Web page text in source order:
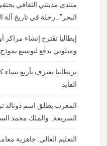
منتدى مدينتي الثقافي
البحر”.. رحلة في تاريخ
إيطاليا تقترح إنشاء مراكز
وميلوني تدفع لتوسيع نموذج
بريطانيا تعترف بأربع
الفايد
المغرب يطلق اسم
السريعة.. والملك محمد
التعليم العالي: جاهزية